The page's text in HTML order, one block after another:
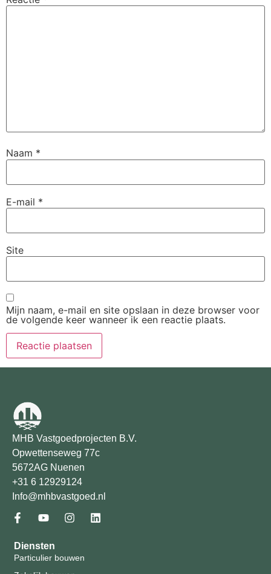
Naam *
E-mail *
Site
Mijn naam, e-mail en site opslaan in deze browser voor
de volgende keer wanneer ik een reactie plaats.
MHB Vastgoedprojecten B.V.
Opwettenseweg 77c
5672AG Nuenen
+31 6 12929124
Info@mhbvastgoed.nl
Diensten
Particulier bouwen